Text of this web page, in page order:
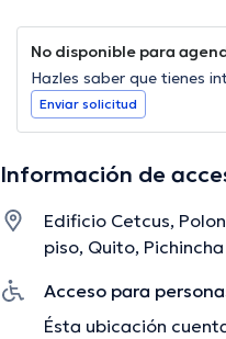
No disponible para
Hazles saber que tienes
Enviar solicitud
Información de
Edificio Cetcus,
piso, Quito, Pichincha
Acceso para
Ésta ubicación